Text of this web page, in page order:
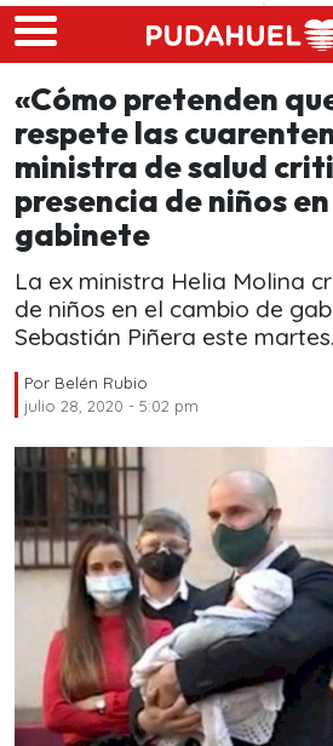
Skip to main content
«Cómo pretenden
respete las
ministra de salud
presencia de niños
gabinete
La ex ministra Helia Molina
de niños en el cambio de
Sebastián Piñera este martes.
Por Belén Rubio
julio 28, 2020 - 5:02 pm